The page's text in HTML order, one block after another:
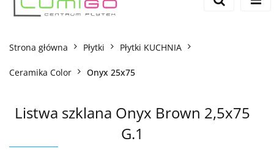
Strona główna Płytki Płytki KUCHNIA
Ceramika Color Onyx 25x75
Listwa szklana Onyx Brown 2,5x75
G.1